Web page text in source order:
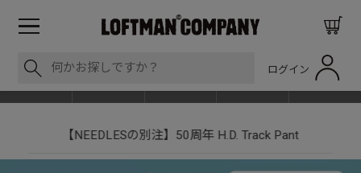
ログイン
【NEEDLESの別注】50周年 H.D. Track Pant